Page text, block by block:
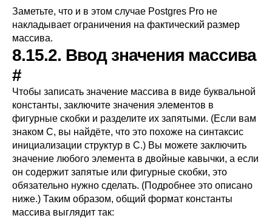
Заметьте, что и в этом случае Postgres Pro не
накладывает ограничения на фактический размер
массива.
8.15.2. Ввод значения массива
#
Чтобы записать значение массива в виде буквальной
константы, заключите значения элементов в
фигурные скобки и разделите их запятыми. (Если вам
знаком C, вы найдёте, что это похоже на синтаксис
инициализации структур в C.) Вы можете заключить
значение любого элемента в двойные кавычки, а если
он содержит запятые или фигурные скобки, это
обязательно нужно сделать. (Подробнее это описано
ниже.) Таким образом, общий формат константы
массива выглядит так: